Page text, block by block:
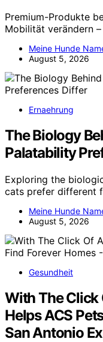
Premium-Produkte
Mobilität verändern
Meine Hunde
August 5, 2026
Ernaehrung
The Biology
Palatability
Exploring the
cats prefer different
Meine Hunde
August 5, 2026
Gesundheit
With The Click
Helps ACS
San Antonio